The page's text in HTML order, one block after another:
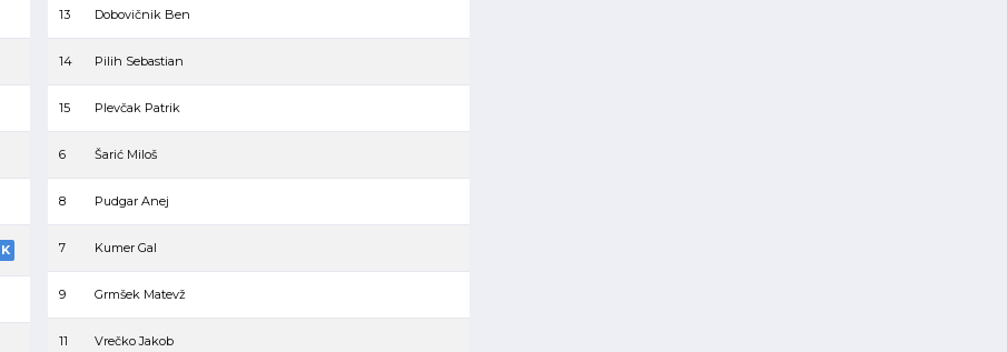
K
13 Dobovičnik Ben
14 Pilih Sebastian
15 Plevčak Patrik
6 Šarić Miloš
8 Pudgar Anej
7 Kumer Gal
9 Grmšek Matevž
11 Vrečko Jakob